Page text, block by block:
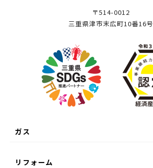
ガス
リフォーム
〒514-0012
三重県津市末広町10番16号